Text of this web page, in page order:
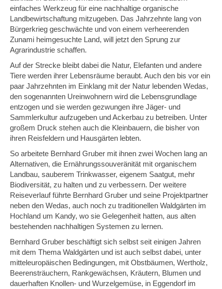
einfaches Werkzeug für eine nachhaltige organische
Landbewirtschaftung mitzugeben. Das Jahrzehnte lang von
Bürgerkrieg geschwächte und von einem verheerenden
Zunami heimgesuchte Land, will jetzt den Sprung zur
Agrarindustrie schaffen.
Auf der Strecke bleibt dabei die Natur, Elefanten und andere
Tiere werden ihrer Lebensräume beraubt. Auch den bis vor ein
paar Jahrzehnten im Einklang mit der Natur lebenden Wedas,
den sogenannten Ureinwohnern wird die Lebensgrundlage
entzogen und sie werden gezwungen ihre Jäger- und
Sammlerkultur aufzugeben und Ackerbau zu betreiben. Unter
großem Druck stehen auch die Kleinbauern, die bisher von
ihren Reisfeldern und Hausgärten lebten.
So arbeitete Bernhard Gruber mit ihnen zwei Wochen lang an
Alternativen, die Ernährungssouveränität mit organischem
Landbau, sauberem Trinkwasser, eigenem Saatgut, mehr
Biodiversität, zu halten und zu verbessern. Der weitere
Reiseverlauf führte Bernhard Gruber und seine Projektpartner
neben den Wedas, auch noch zu traditionellen Waldgärten im
Hochland um Kandy, wo sie Gelegenheit hatten, aus alten
bestehenden nachhaltigen Systemen zu lernen.
Bernhard Gruber beschäftigt sich selbst seit einigen Jahren
mit dem Thema Waldgärten und ist auch selbst dabei, unter
mitteleuropäischen Bedingungen, mit Obstbäumen, Wertholz,
Beerensträuchern, Rankgewächsen, Kräutern, Blumen und
dauerhaften Knollen- und Wurzelgemüse, in Eggendorf im